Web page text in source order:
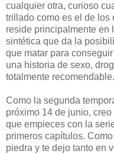
cualquier otra, curioso
trillado como es el de los
reside principalmente en
sintética que da la
que matar para
una historia de sexo,
totalmente recomendable.
Como la segunda
próximo 14 de junio,
que empieces con la
primeros capítulos.
piedra y te dejo tanto en